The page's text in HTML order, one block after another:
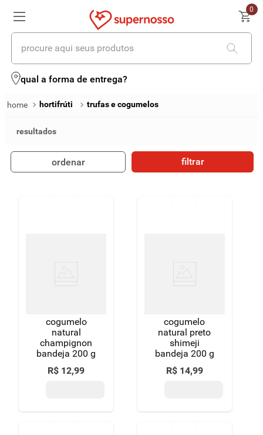
0
procure aqui seus produtos
qual a forma de entrega?
hortifrúti trufas e cogumelos
ordenar filtrar
cogumelo
natural
champignon
bandeja 200 g
R$ 12,99
cogumelo
natural preto
shimeji
bandeja 200 g
R$ 14,99
termos mais buscados
4º iogurte
chocolate